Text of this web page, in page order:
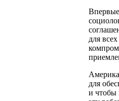
для
для
и чтобы